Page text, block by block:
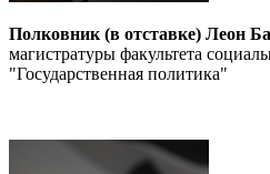
Полковник (в отставке) Леон
магистратуры факультета
"Государственная политика"